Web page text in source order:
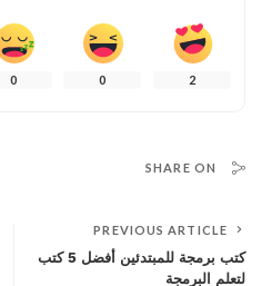
2
0
0
SHARE ON
PREVIOUS ARTICLE
كتب برمجة للمبتدئين أفضل 5 كتب
لتعلم البرمجة